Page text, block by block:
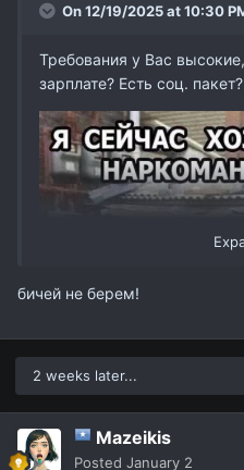
On 12/19/2025 at 10:30
Требования у Вас
зарплате? Есть соц.
бичей не берем!
2 weeks later...
Mazeikis
Posted January 2